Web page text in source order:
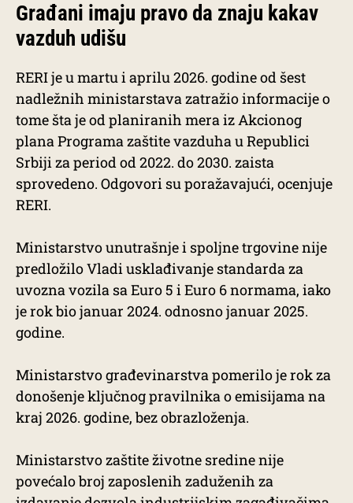
Građani imaju pravo da znaju kakav
vazduh udišu
RERI je u martu i aprilu 2026. godine od šest
nadležnih ministarstava zatražio informacije o
tome šta je od planiranih mera iz Akcionog
plana Programa zaštite vazduha u Republici
Srbiji za period od 2022. do 2030. zaista
sprovedeno. Odgovori su poražavajući, ocenjuje
RERI.
Ministarstvo unutrašnje i spoljne trgovine nije
predložilo Vladi usklađivanje standarda za
uvozna vozila sa Euro 5 i Euro 6 normama, iako
je rok bio januar 2024. odnosno januar 2025.
godine.
Ministarstvo građevinarstva pomerilo je rok za
donošenje ključnog pravilnika o emisijama na
kraj 2026. godine, bez obrazloženja.
Ministarstvo zaštite životne sredine nije
povećalo broj zaposlenih zaduženih za